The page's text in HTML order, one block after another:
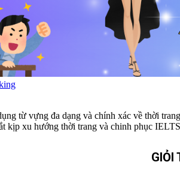
từ vựng đa dạng và chính xác về thời
kịp xu hướng thời trang và chinh phục
GIỎI